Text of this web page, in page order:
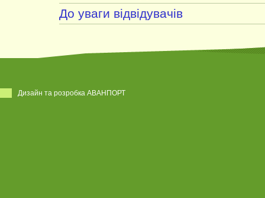
До уваги відвідувачів
Дизайн та розробка АВАНПОРТ